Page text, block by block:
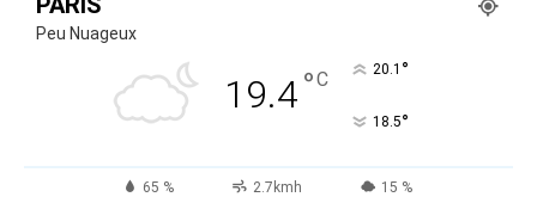
Peu Nuageux
19.4°C 20.1 °
18.5°
65 % 2.7kmh 15 %